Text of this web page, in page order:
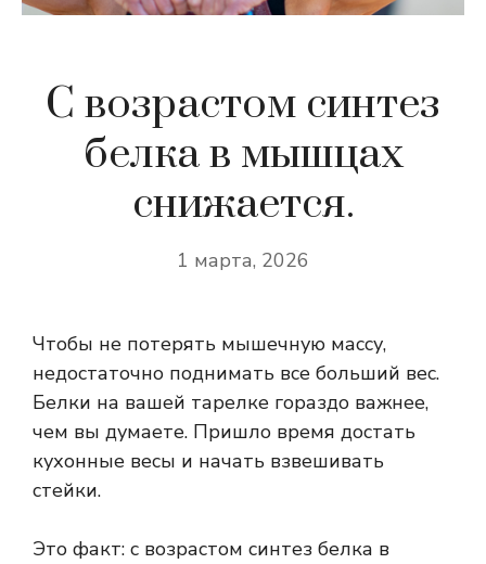
С возрастом синтез
белка в мышцах
снижается.
1 марта, 2026
Чтобы не потерять мышечную массу,
недостаточно поднимать все больший вес.
Белки на вашей тарелке гораздо важнее,
чем вы думаете. Пришло время достать
кухонные весы и начать взвешивать
стейки.
Это факт: с возрастом синтез белка в